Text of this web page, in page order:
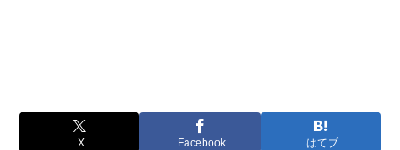
X Facebook はてブ